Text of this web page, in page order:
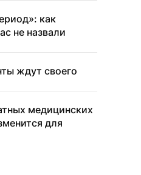
как
не назвали
ждут своего
медицинских
для